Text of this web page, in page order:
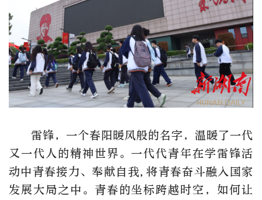
雷锋，一个春阳暖风般的名字，温暖了一代
又一代人的精神世界。一代代青年在学雷锋活
动中青春接力、奉献自我,将青春奋斗融入国家
发展大局之中。青春的坐标跨越时空，如何让